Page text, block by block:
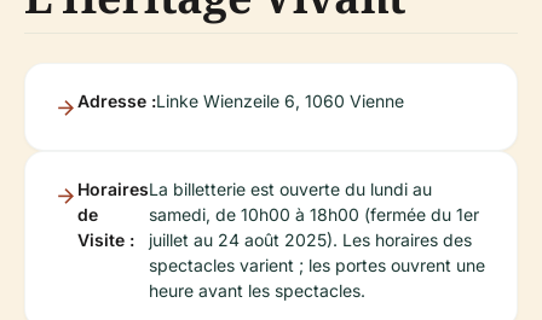
Adresse :Linke Wienzeile 6, 1060 Vienne
Horaires
de
Visite :
La billetterie est ouverte du lundi au
samedi, de 10h00 à 18h00 (fermée du 1er
juillet au 24 août 2025). Les horaires des
spectacles varient ; les portes ouvrent une
heure avant les spectacles.